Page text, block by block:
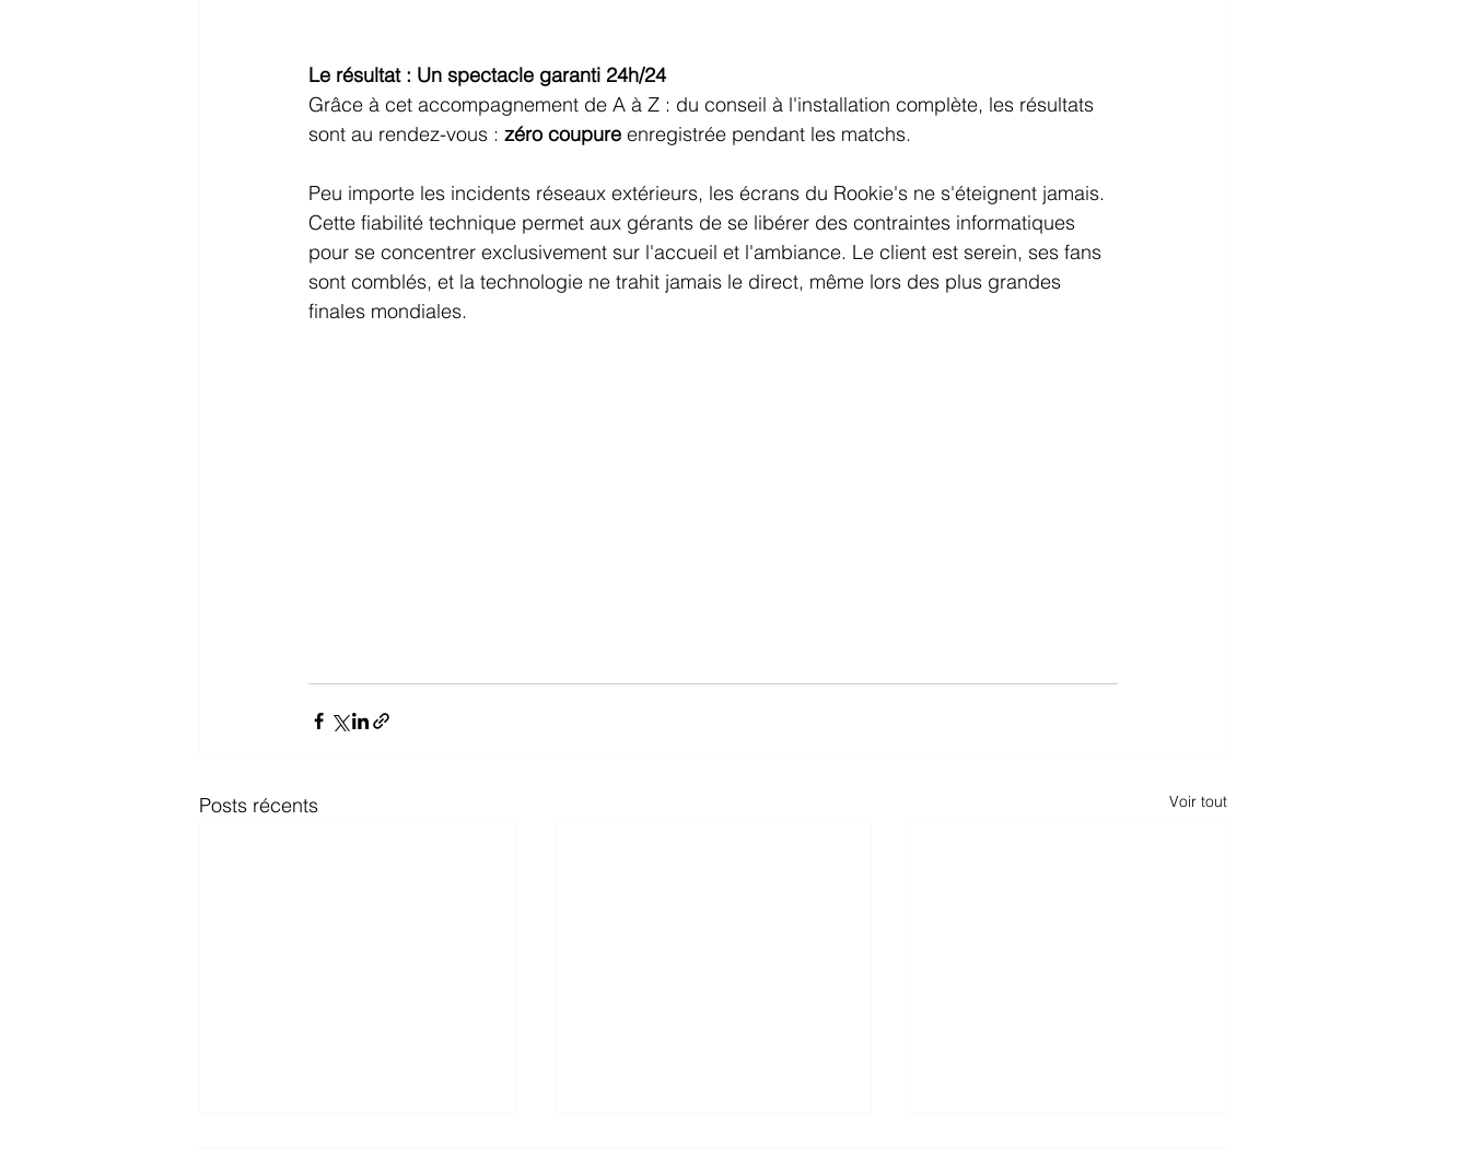
Le résultat : Un spectacle garanti 24h/24
Grâce à cet accompagnement de A à Z : du conseil à l'installation complète, les résultats
sont au rendez-vous : zéro coupure enregistrée pendant les matchs.
Peu importe les incidents réseaux extérieurs, les écrans du Rookie's ne s'éteignent jamais.
Cette fiabilité technique permet aux gérants de se libérer des contraintes informatiques
pour se concentrer exclusivement sur l'accueil et l'ambiance. Le client est serein, ses fans
sont comblés, et la technologie ne trahit jamais le direct, même lors des plus grandes
finales mondiales.
Posts récents Voir tout